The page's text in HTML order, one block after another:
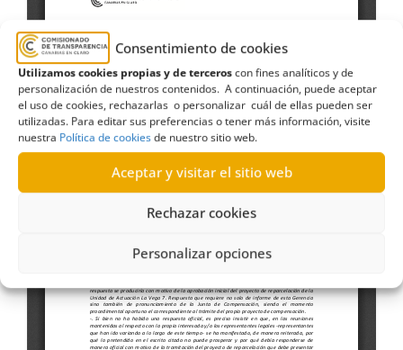
Consentimiento de cookies
Utilizamos cookies propias y de terceroscon fines analíticos y de
personalización de nuestros contenidos. A continuación, puede aceptar
el uso de cookies, rechazarlas o personalizar cuál de ellas pueden ser
utilizadas. Para editar sus preferencias o tener más información, visite
nuestra Política de cookiesde nuestro sitio web.
Aceptar y visitar el sitio web
Rechazar cookies
Personalizar opciones